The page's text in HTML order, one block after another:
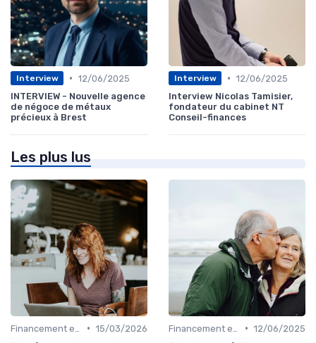
Interview • 12/06/2025
INTERVIEW - Nouvelle agence
de négoce de métaux
précieux à Brest
Interview • 12/06/2025
Interview Nicolas Tamisier,
fondateur du cabinet NT
Conseil-finances
Les plus lus
• 15/03/2026
• 12/06/2025